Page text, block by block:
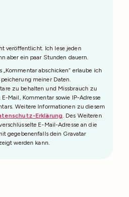
veröffentlicht. Ich lese jeden
aber ein paar Stunden dauern.
abschicken“ erlaube ich
meiner Daten.
zu behalten und Missbrauch zu
Mail, Kommentar sowie IP-Adresse
Weitere Informationen zu diesem
Erklärung. Des Weiteren
E-Mail-Adresse an die
gegebenenfalls dein Gravatar
werden kann.